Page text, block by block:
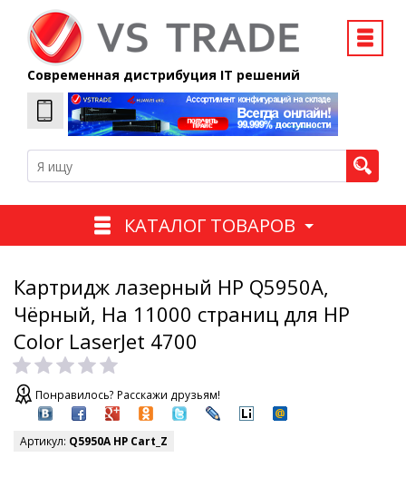
Современная дистрибуция IT решений
КАТАЛОГ ТОВАРОВ
Картридж лазерный HP Q5950A,
Чёрный, На 11000 страниц для HP
Color LaserJet 4700
Понравилось? Расскажи друзьям!
Артикул: Q5950A HP Cart_Z